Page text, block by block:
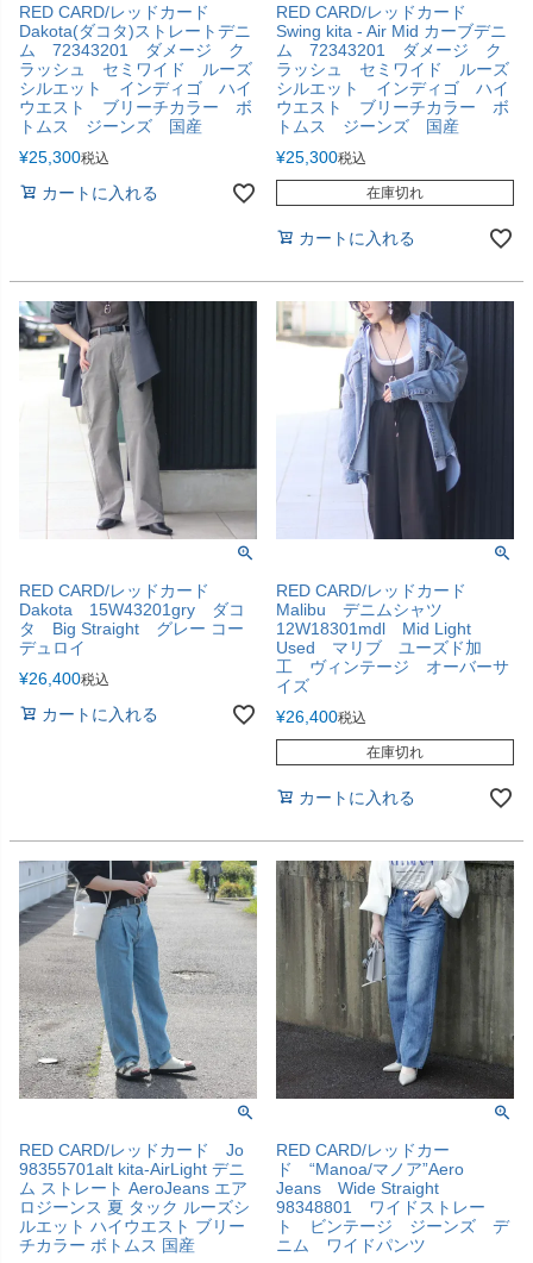
RED CARD/レッドカード
Dakota(ダコタ)ストレートデニ
ム 72343201 ダメージ ク
ラッシュ セミワイド ルーズ
シルエット インディゴ ハイ
ウエスト ブリーチカラー ボ
トムス ジーンズ 国産
¥25,300税込
カートに入れる
RED CARD/レッドカード
Swing kita - Air Mid カーブデニ
ム 72343201 ダメージ ク
ラッシュ セミワイド ルーズ
シルエット インディゴ ハイ
ウエスト ブリーチカラー ボ
トムス ジーンズ 国産
¥25,300税込
在庫切れ
カートに入れる
RED CARD/レッドカード
Dakota 15W43201gry ダコ
タ Big Straight グレー コー
デュロイ
¥26,400税込
カートに入れる
RED CARD/レッドカード
Malibu デニムシャツ
12W18301mdl Mid Light
Used マリブ ユーズド加
工 ヴィンテージ オーバーサ
イズ
¥26,400税込
在庫切れ
カートに入れる
RED CARD/レッドカード Jo
98355701alt kita-AirLight デニ
ム ストレート AeroJeans エア
ロジーンス 夏 タック ルーズシ
ルエット ハイウエスト ブリー
チカラー ボトムス 国産
RED CARD/レッドカー
ド “Manoa/マノア”Aero
Jeans Wide Straight
98348801 ワイドストレー
ト ビンテージ ジーンズ デ
ニム ワイドパンツ